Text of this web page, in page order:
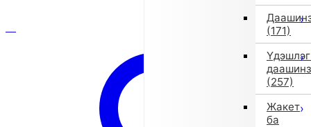
(171)
даашинз
(257)
Жакет
ба